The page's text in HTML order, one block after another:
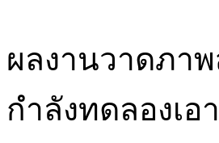
ผลงานวาดภา
กำลังทดลองเ